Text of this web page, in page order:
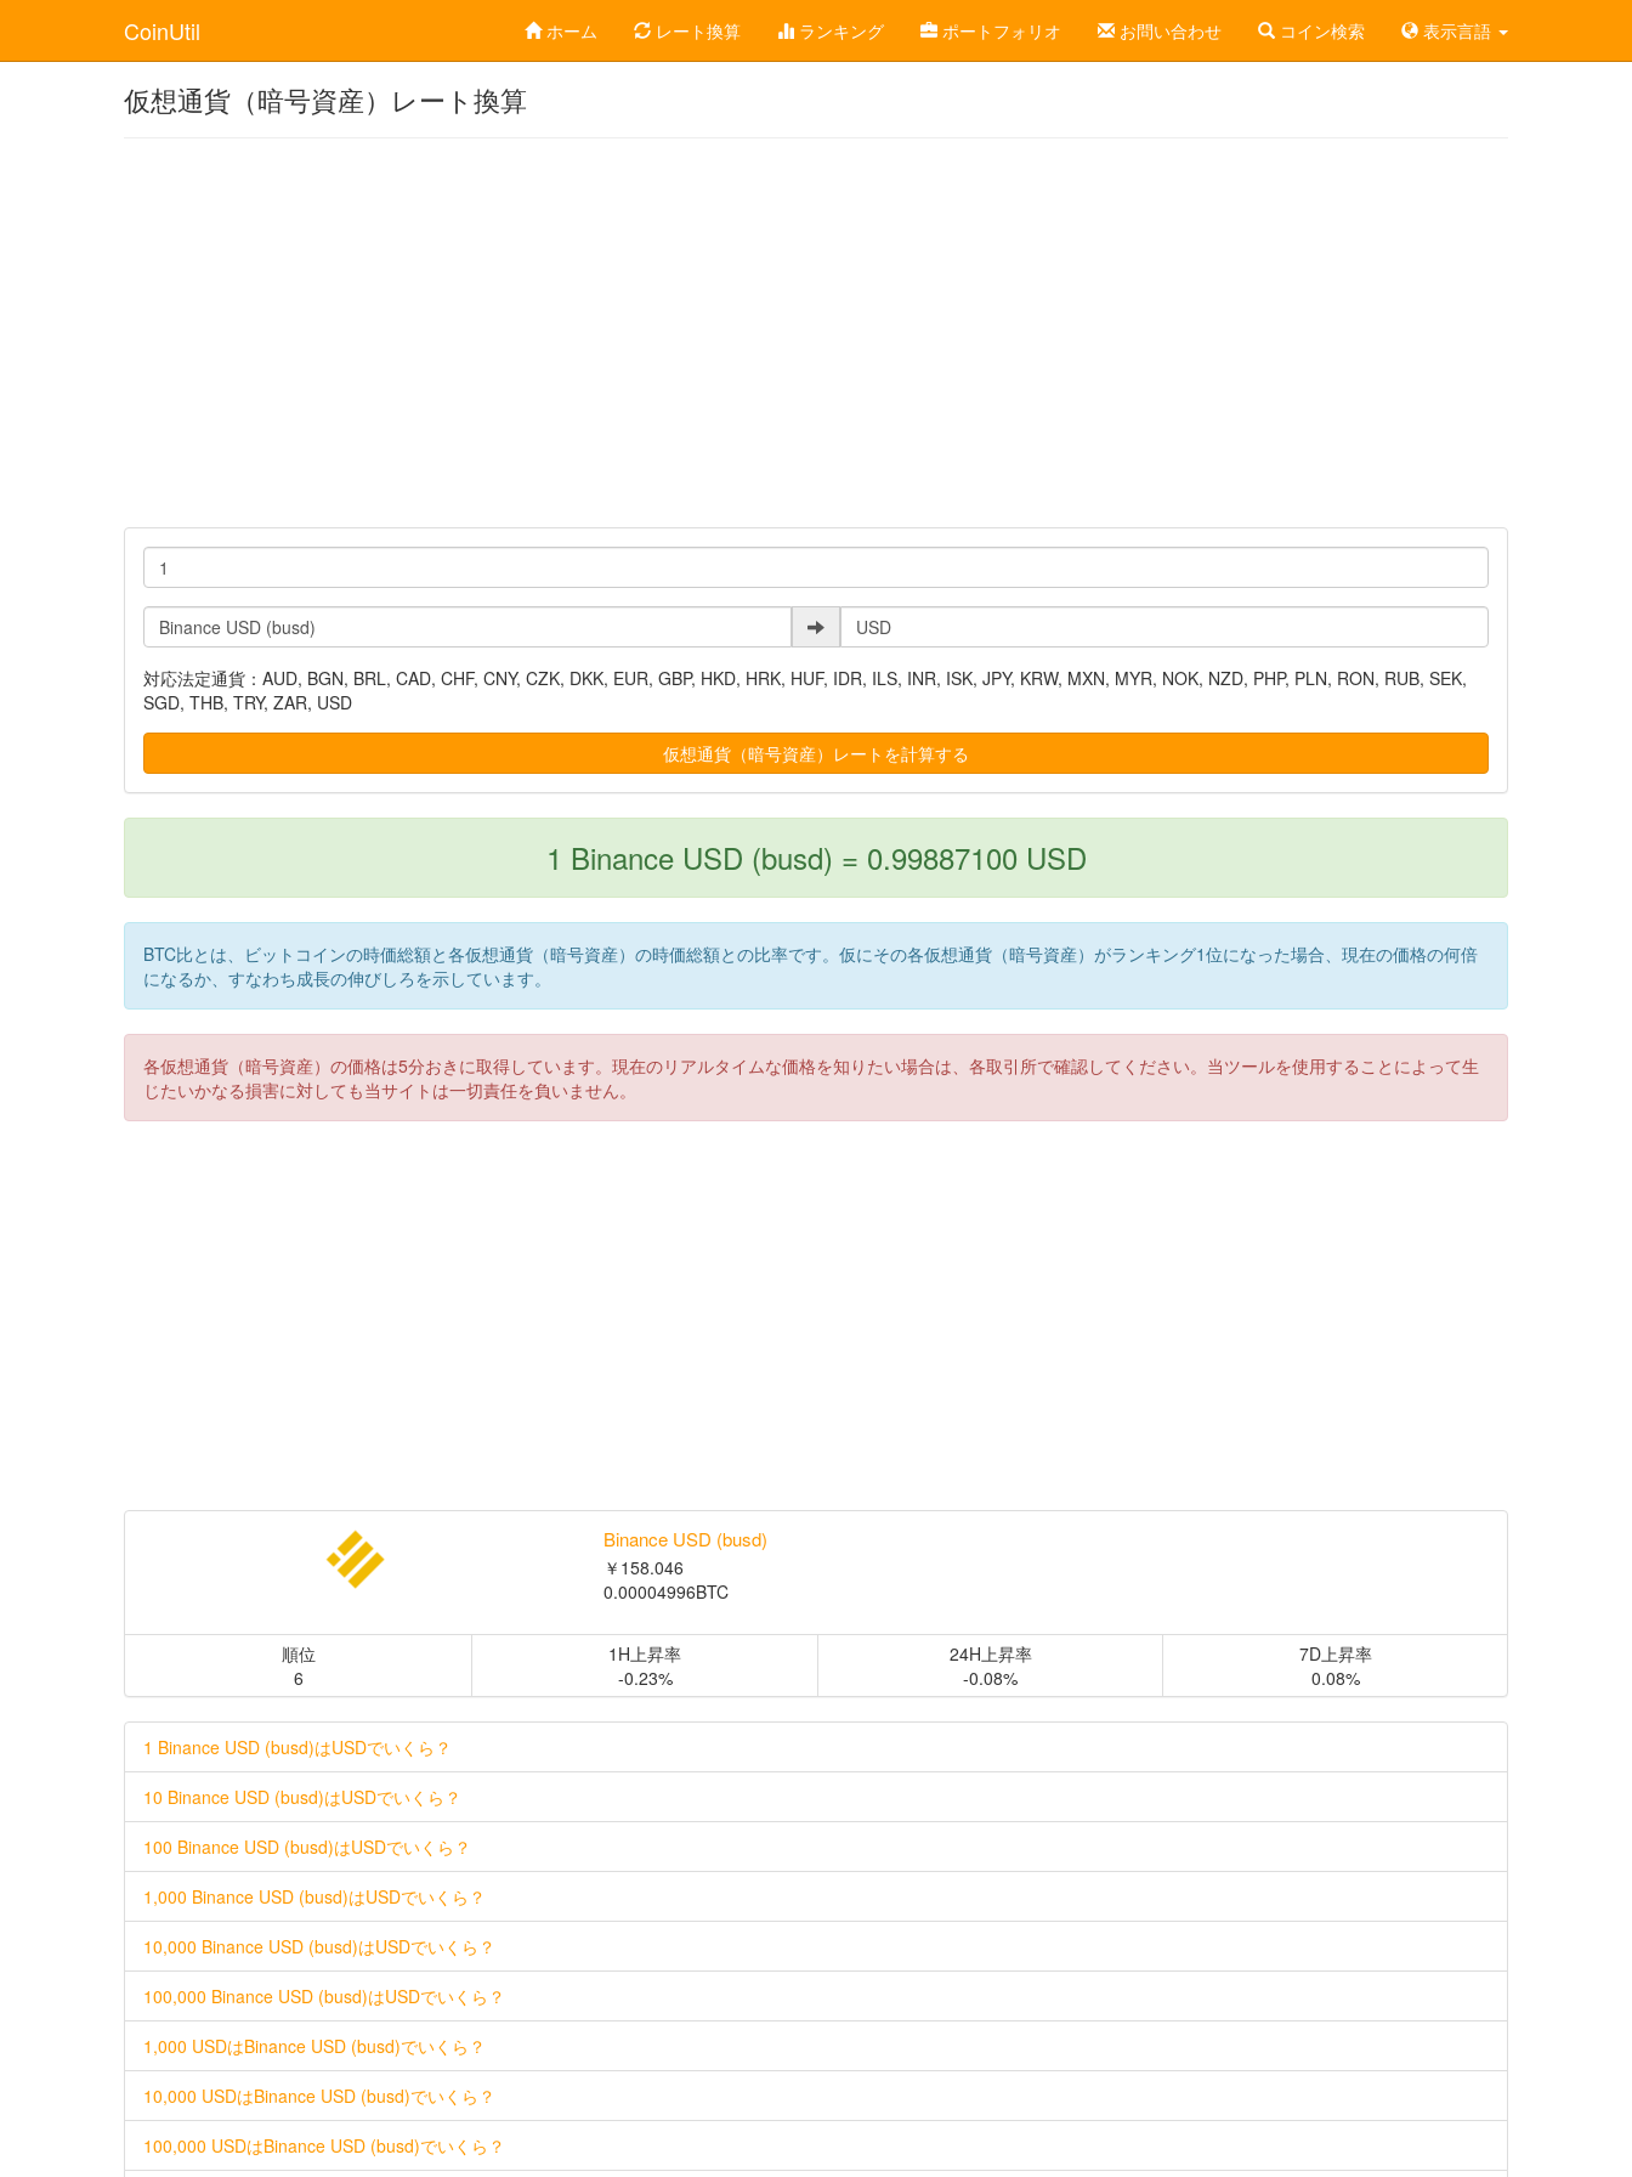
CoinUtil ホーム レート換算 ランキング ポートフォリオ お問い合わせ コイン検索 表示言語
仮想通貨（暗号資産）レート換算
対応法定通貨：AUD, BGN, BRL, CAD, CHF, CNY, CZK, DKK, EUR, GBP, HKD, HRK, HUF, IDR, ILS, INR, ISK, JPY, KRW, MXN, MYR, NOK, NZD, PHP, PLN, RON, RUB, SEK,
SGD, THB, TRY, ZAR, USD
1 Binance USD (busd) = 0.99887100 USD
BTC比とは、ビットコインの時価総額と各仮想通貨（暗号資産）の時価総額との比率です。仮にその各仮想通貨（暗号資産）がランキング1位になった場合、現在の価格の何倍
になるか、すなわち成長の伸びしろを示しています。
各仮想通貨（暗号資産）の価格は5分おきに取得しています。現在のリアルタイムな価格を知りたい場合は、各取引所で確認してください。当ツールを使用することによって生
じたいかなる損害に対しても当サイトは一切責任を負いません。
Binance USD (busd)
￥158.046
0.00004996BTC
順位
6
1H上昇率
-0.23%
24H上昇率
-0.08%
7D上昇率
0.08%
1 Binance USD (busd)はUSDでいくら？
10 Binance USD (busd)はUSDでいくら？
100 Binance USD (busd)はUSDでいくら？
1,000 Binance USD (busd)はUSDでいくら？
10,000 Binance USD (busd)はUSDでいくら？
100,000 Binance USD (busd)はUSDでいくら？
1,000 USDはBinance USD (busd)でいくら？
10,000 USDはBinance USD (busd)でいくら？
100,000 USDはBinance USD (busd)でいくら？